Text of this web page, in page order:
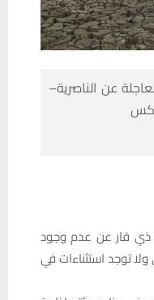
عن الناصرية–
ذي قار عن عدم وجود
توجد استثناءات في